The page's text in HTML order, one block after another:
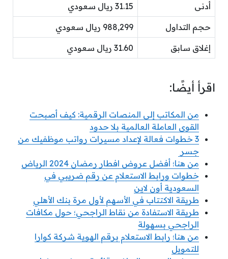
أدنى 31.15 ريال سعودي
حجم التداول 988,299 ريال سعودي
إغلاق سابق 31.60 ريال سعودي
اقرأ أيضًا:
من المكاتب إلى المنصات الرقمية: كيف أصبحت
القوى العاملة العالمية بلا حدود
3 خطوات فعالة لإعداد مسيرات رواتب موظفيك من
جسر
من هنا؛ أفضل عروض افطار رمضان 2024 الرياض
خطوات ورابط الاستعلام عن رقم ضريبي في
السعودية أون لاين
طريقة الاكتتاب في الأسهم لأول مرة بنك الأهلي
طريقة الاستفادة من نقاط الراجحي؛ حول مكافات
الراجحي بسهولة
من هنا؛ رابط الاستعلام برقم الهوية شركة كوارا
للتمويل